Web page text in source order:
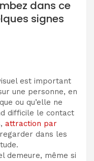
dans ce
signes
est important
une personne, en
ou qu’elle ne
difficile le contact
attraction par
dans les
demeure, même si